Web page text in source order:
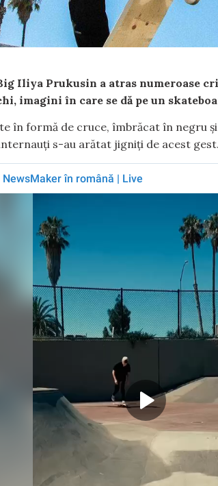
Iliya Prukusin a atras numeroase
imagini în care se dă pe un
în formă de cruce, îmbrăcat în negru
s-au arătat jigniți de acest gest.